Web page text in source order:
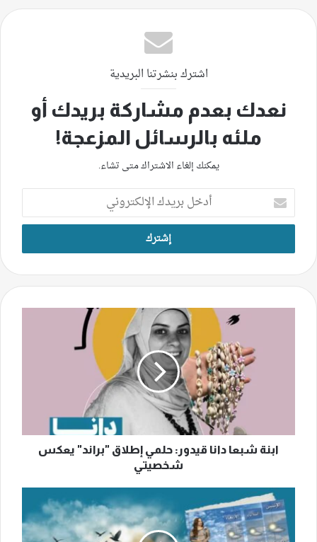
اشترك بنشرتنا البريدية
نعدك بعدم مشاركة بريدك أو
ملئه بالرسائل المزعجة!
يمكنك إلغاء الاشتراك متى تشاء.
أدخل
بريدك
الإلكتروني
شخصيتي
ابنة شبعا دانا قيدور: حلمي إطلاق "براند" يعكس
شخصيتي
فوضى
توقّعات
الطقس